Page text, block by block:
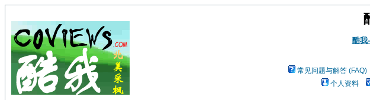
酷我
常见问题与解答 (FAQ)
个人资料